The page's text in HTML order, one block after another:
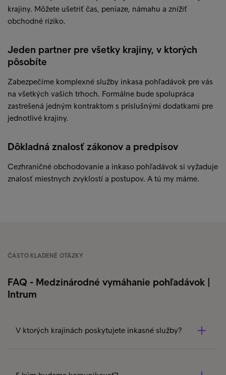
krajiny. Môžete ušetriť čas, peniaze, námahu a znížiť
obchodné riziko.
Jeden partner pre všetky krajiny, v ktorých
pôsobíte
Zabezpečíme komplexné služby inkasa pohľadávok pre vás
na všetkých vašich trhoch. Formálne bude spolupráca
zastrešená jedným kontraktom s príslušnými dodatkami pre
jednotlivé krajiny.
Dôkladná znalosť zákonov a predpisov
Cezhraničné obchodovanie a inkaso pohľadávok si vyžaduje
znalosť miestnych zvyklostí a postupov. A tú my máme.
ČASTO KLADENÉ OTÁZKY
FAQ - Medzinárodné vymáhanie pohľadávok |
Intrum
V ktorých krajinách poskytujete inkasné služby?